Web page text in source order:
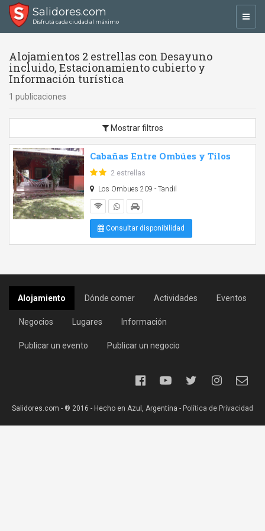
Salidores.com
Disfrutá cada ciudad al máximo
Alojamientos 2 estrellas con Desayuno
incluido, Estacionamiento cubierto y
Información turística
1 publicaciones
Mostrar filtros
Cabañas Entre Ombúes y Tilos
2 estrellas
Los Ombues 209 - Tandil
Consultar disponibilidad
Alojamiento Dónde comer Actividades Eventos
Negocios Lugares Información
Publicar un evento Publicar un negocio
Salidores.com - ® 2016 - Hecho en Azul, Argentina - Política de Privacidad